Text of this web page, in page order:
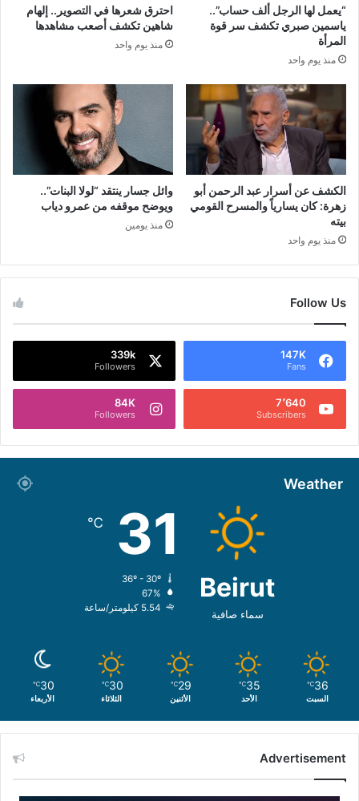
“يعمل لها الرجل ألف حساب”..
ياسمين صبري تكشف سر قوة
المرأة
منذ يوم واحد
احترق شعرها في التصوير.. إلهام
شاهين تكشف أصعب مشاهدها
منذ يوم واحد
الكشف عن أسرار عبد الرحمن أبو
زهرة: كان يسارياً والمسرح القومي
بيته
منذ يوم واحد
وائل جسار ينتقد “لولا البنات”..
ويوضح موقفه من عمرو دياب
منذ يومين
Follow Us
147K
Fans
339k
Followers
7٬640
Subscribers
84K
Followers
Weather
Beirut
سماء صافية
31
℃
67%
5.54 كيلومتر/ساعة
36
℃
السبت
35
℃
الأحد
29
℃
الأثنين
30
℃
الثلاثاء
30
℃
الأربعاء
Advertisement